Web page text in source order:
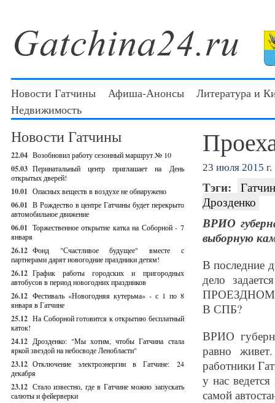
Новости Гатчины Афиша-Анонсы
Литература и
Недвижимость
Новости Гатчины
22.04 Возобновил работу сезонный маршрут № 10
05.03 Перинатальный центр приглашает на День
открытых дверей!
10.01 Опасных веществ в воздухе не обнаружено
06.01 В Рождество в центре Гатчины будет перекрыто
автомобильное движение
06.01 Торжественное открытие катка на Соборной - 7
января
26.12 Фонд "Счастливое будущее" вместе с
партнерами дарят новогодние праздники детям!
26.12 График работы городских и пригородных
автобусов в период новогодних праздников
26.12 Фестиваль «Новогодняя кутерьма» - с 1 по 8
января в Гатчине
25.12 На Соборной готовится к открытию бесплатный
каток!
24.12 Дрозденко: "Мы хотим, чтобы Гатчина стала
яркой звездой на небосводе Ленобласти"
23.12 Отключение электроэнергии в Гатчине: 24
декабря
23.12 Стало известно, где в Гатчине можно запускать
салюты и фейерверки
23 июля 2015 г.
Тэги:
Дрозденко
ВРИО
выборную
В последние
дело
В СПБ?
ВРИО
равно
работники
у нас
самой